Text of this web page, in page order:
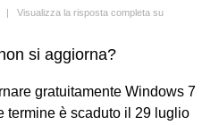
| Visualizza la risposta completa su
si aggiorna?
gratuitamente Windows 7
termine è scaduto il 29 luglio